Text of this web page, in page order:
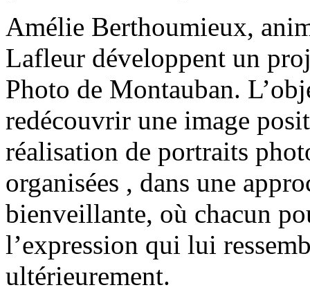
Amélie Berthoumieux,
Lafleur développent un
Photo de Montauban.
redécouvrir une image
réalisation de portraits
organisées , dans une
bienveillante, où chacun
l’expression qui lui
ultérieurement.